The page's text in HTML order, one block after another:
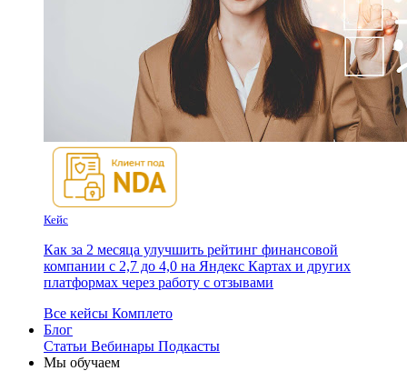
Кейс
Как за 2 месяца улучшить рейтинг финансовой
компании с 2,7 до 4,0 на Яндекс Картах и других
платформах через работу с отзывами
Все кейсы Комплето
Блог
Статьи Вебинары Подкасты
Мы обучаем